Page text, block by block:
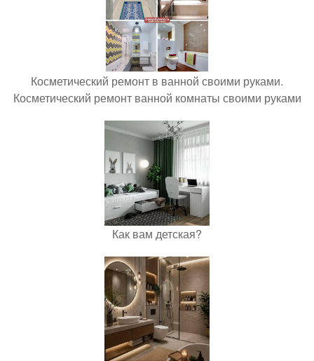
Косметический ремонт в ванной своими руками.
Косметический ремонт ванной комнаты своими руками
Как вам детская?